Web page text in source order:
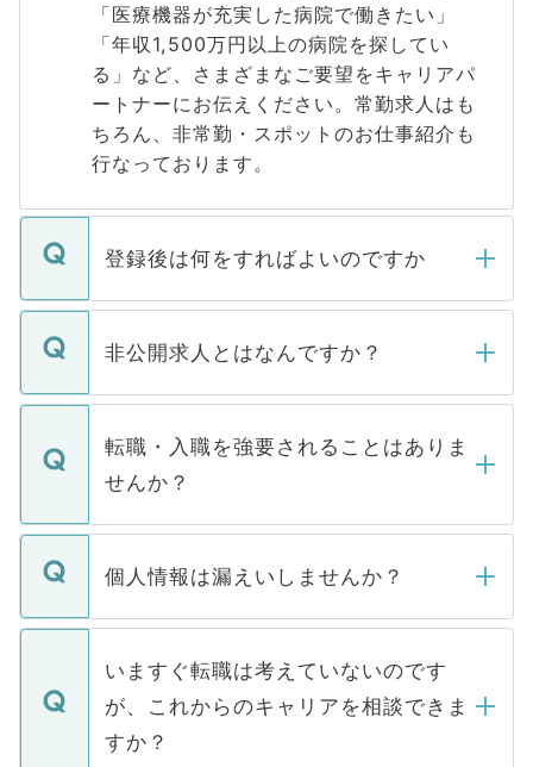
「医療機器が充実した病院で働きたい」
「年収1,500万円以上の病院を探してい
る」など、さまざまなご要望をキャリアパ
ートナーにお伝えください。常勤求人はも
ちろん、非常勤・スポットのお仕事紹介も
行なっております。
登録後は何をすればよいのですか
ご登録いただきましたら、弊社担当者がご
登録内容を確認し、その後メールもしくは
ます。通常、5営業日以内にはご連絡をせて
いただきますので、しばらくお待ちくださ
い。
非公開求人とはなんですか？
マイナビDOCTORで取り扱っている求人の
うち約3割は、Webサイトからご覧いただ
けない「非公開求人」です。非公開求人は
下記の理由によって、一般には公開してい
ません。
■応募殺到を避けるため 人気のある医療機
関を公にしてしまうと、応募が殺到する場
に、医療機関が求める条件に合った人材の
みを人材紹介会社に依頼するケースが増え
ています。
転職・入職を強要されることはありま
せんか？
転職・入職を強要することは一切ありませ
ん。また、仮に応募先から内定をいただい
定を承諾する必要はありません。内定先へ
の辞退の連絡はキャリアパートナーが行い
ますので、ご安心ください。
個人情報は漏えいしませんか？
個人情報が漏えいすることはありませんの
で、ご安心ください。当サイトからの登録
などで収集したご登録者様の個人情報は、
ご本人のキャリアアップおよび転職活動の
支援を目的に使用いたします。お預かりし
いますぐ転職は考えていないのです
が、これからのキャリアを相談できま
すか？